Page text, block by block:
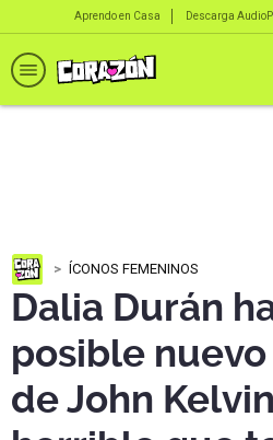
Aprendo en Casa Descarga
ÍCONOS FEMENINOS
Dalia Durán
posible
de John